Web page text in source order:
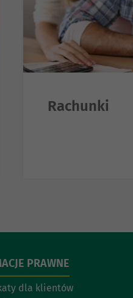
Rachunki
PRAWNE
dla klientów